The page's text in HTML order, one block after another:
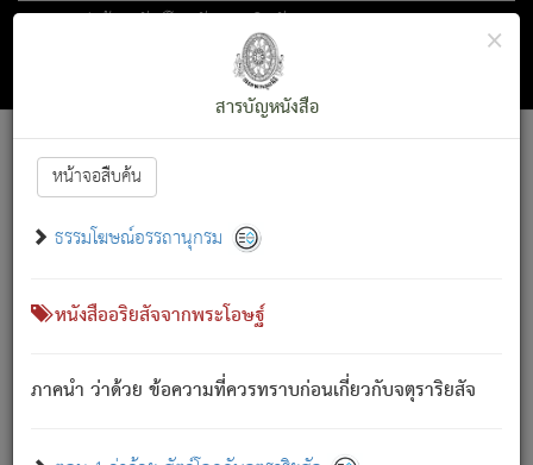
ตอน 1 ว่าด้วย สัตว์โลกกับจตุราริยสัจ
สารบัญ×
สารบัญหนังสือ
หน้าจอสืบค้น
ธรรมโฆษณ์อรรถานุกรม
หนังสืออริยสัจจากพระโอษฐ์
ภาคนำ ว่าด้วย ข้อความที่ควรทราบก่อนเกี่ยวกับจตุราริยสัจ
Font :15 ]||
สัตว์โลกนี้ เกิดความเดือดร้อนแล้ว มีผัสสะบังหน้า
เขาสำคัญสิ่งใด โดยความเป็นประการใด แต่สิ่งนั้นย่อมเป็น
(ตามที่เป็นจริง) โดยประการอื่นจากที่เขาสำคัญนั้น
สัตว์โลกติดข้องอยู่ในภพ ถูกภพบังหน้าแล้ว มีภพโดยความ
เป็นอย่างอื่น (จากที่มันเป็นอยู่จริง) จึงได้เพลิดเพลินยิ่งนักในภพ